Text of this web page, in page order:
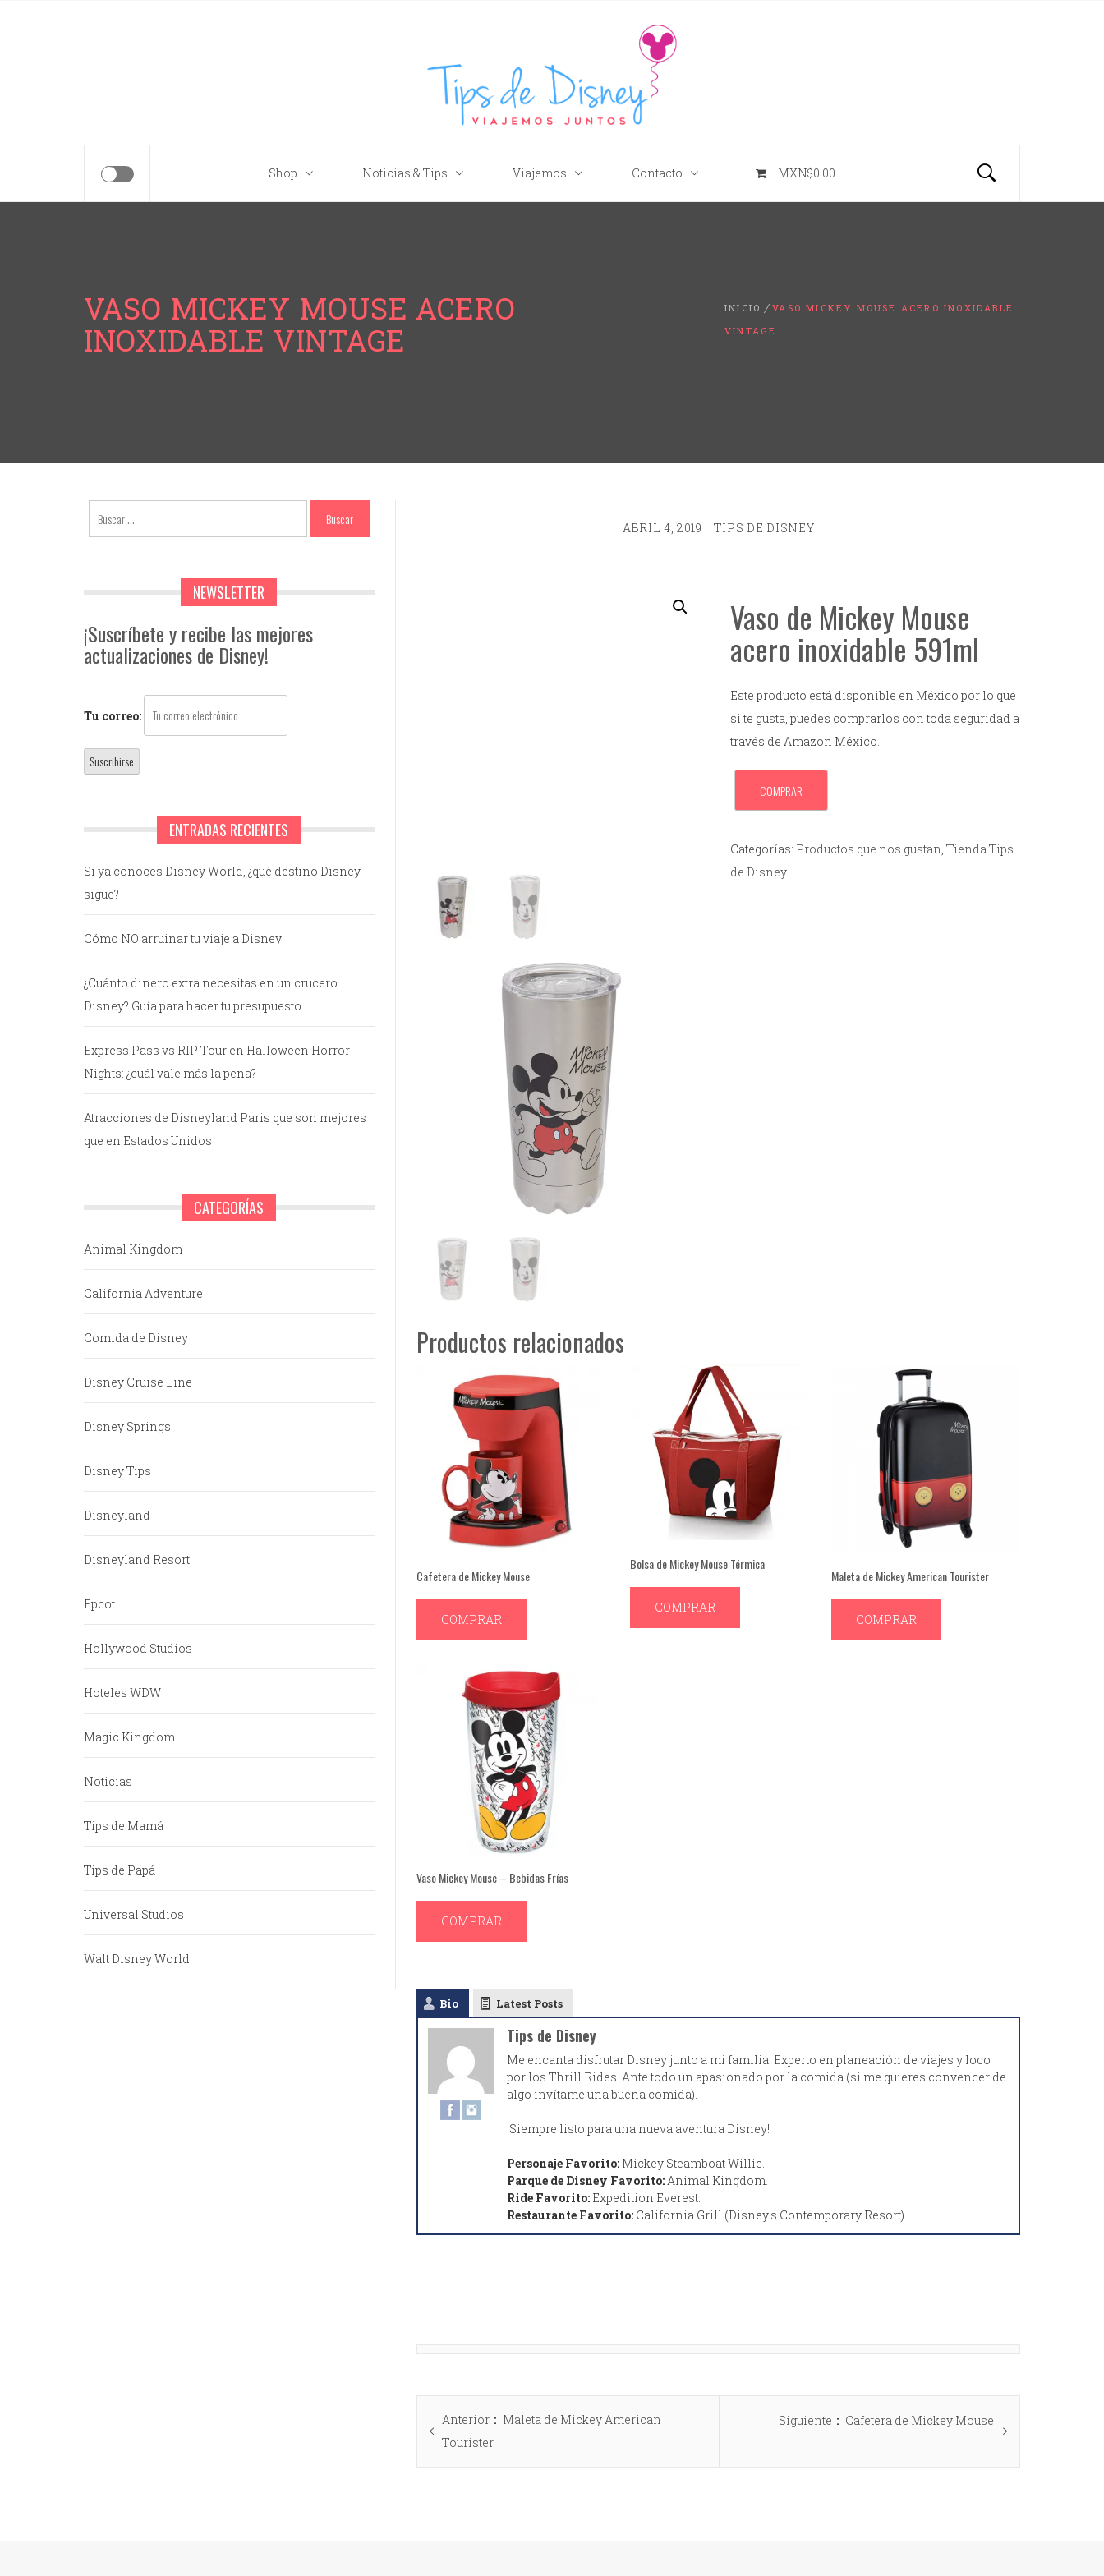
Tips de Disney
Shop
Noticias & Tips Viajemos Contacto MXN$0.00
VASO MICKEY MOUSE ACERO
INOXIDABLE VINTAGE
INICIO
VASO MICKEY MOUSE ACERO INOXIDABLE
VINTAGE
ABRIL 4, 2019 TIPS DE DISNEY
Vaso de Mickey Mouse
acero inoxidable 591ml
Este producto está disponible en México por lo que
si te gusta, puedes comprarlos con toda seguridad a
través de Amazon México.
COMPRAR
Categorías: Productos que nos gustan,Tienda Tips
de Disney
Productos relacionados
Cafetera de Mickey Mouse
COMPRAR
Bolsa de Mickey Mouse Térmica
COMPRAR
Maleta de Mickey American Tourister
COMPRAR
Vaso Mickey Mouse – Bebidas Frías
COMPRAR
Bio Latest Posts
Tips de Disney
Me encanta disfrutar Disney junto a mi familia. Experto en planeación de viajes y loco
por los Thrill Rides. Ante todo un apasionado por la comida (si me quieres convencer de
algo invítame una buena comida).
¡Siempre listo para una nueva aventura Disney!
Personaje Favorito: Mickey Steamboat Willie.
Parque de Disney Favorito: Animal Kingdom.
Ride Favorito: Expedition Everest.
Restaurante Favorito: California Grill (Disney's Contemporary Resort).
Anterior
Maleta de Mickey American
Tourister
Siguiente Cafetera de Mickey Mouse
NEWSLETTER
¡Suscríbete y recibe las mejores
actualizaciones de Disney!
Tu correo:
ENTRADAS RECIENTES
Si ya conoces Disney World, ¿qué destino Disney
sigue?
Cómo NO arruinar tu viaje a Disney
¿Cuánto dinero extra necesitas en un crucero
Disney? Guía para hacer tu presupuesto
Express Pass vs RIP Tour en Halloween Horror
Nights: ¿cuál vale más la pena?
Atracciones de Disneyland Paris que son mejores
que en Estados Unidos
CATEGORÍAS
Animal Kingdom
California Adventure
Comida de Disney
Disney Cruise Line
Disney Springs
Disney Tips
Disneyland
Disneyland Resort
Epcot
Hollywood Studios
Hoteles WDW
Magic Kingdom
Noticias
Tips de Mamá
Tips de Papá
Universal Studios
Walt Disney World